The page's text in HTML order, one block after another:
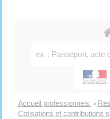
Accueil professionnels >
Cotisations et contributions